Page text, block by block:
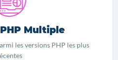
Multiple
les versions PHP les plus